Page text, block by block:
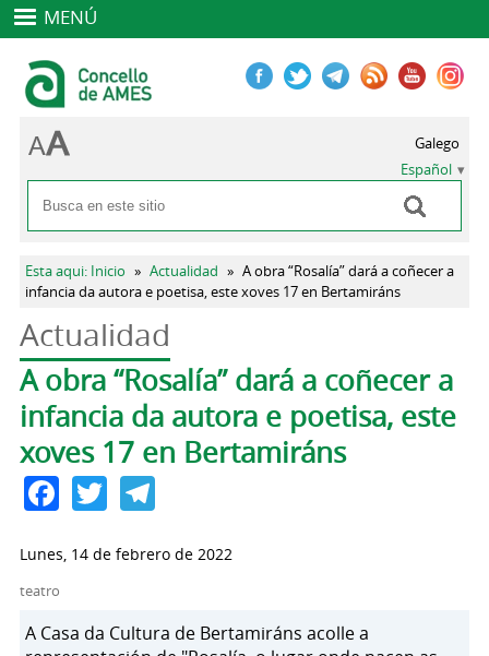
MENÚ
Formulario de búsqueda
Buscar
Galego
Español
Se encuentra usted aquí
Esta aqui: Inicio » Actualidad » A obra “Rosalía” dará a coñecer a
infancia da autora e poetisa, este xoves 17 en Bertamiráns
Actualidad
Solapas principales
A obra “Rosalía” dará a coñecer a
infancia da autora e poetisa, este
xoves 17 en Bertamiráns
Facebook
TwitterTelegram
Lunes, 14 de febrero de 2022
teatro
A Casa da Cultura de Bertamiráns acolle a